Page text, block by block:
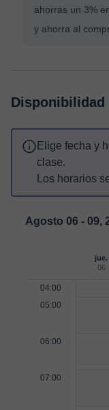
ahorras un 3%
y ahorra al
Disponibilidad
Elige fecha y
clase.
Los horarios
Agosto 06 - 09,
jue.
06
04:00
05:00
06:00
07:00